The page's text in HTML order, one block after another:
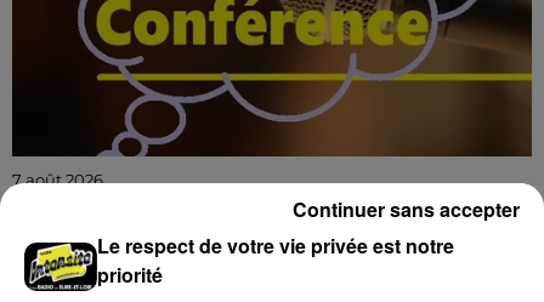
7 août 2026
BLOIS (41) - CONFÉRENCE : LA DÉFAITE
ANNONCÉE. VLADIMIR POUTINE,...
Jeudi 18 février 2027 à 14h30 à l'auditorium Samuel
Paty, bibliothèque Abbé-Grégoire de Blois (Loir-et-
Le respect de votre vie privée est notre
priorité
Continuer sans accepter